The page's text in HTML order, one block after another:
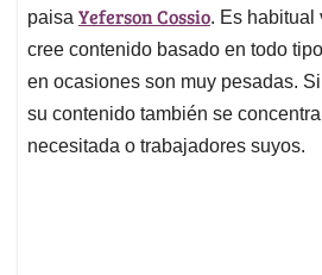
paisa Yeferson Cossio. Es habitual
cree contenido basado en todo
en ocasiones son muy pesadas.
su contenido también se
necesitada o trabajadores suyos.